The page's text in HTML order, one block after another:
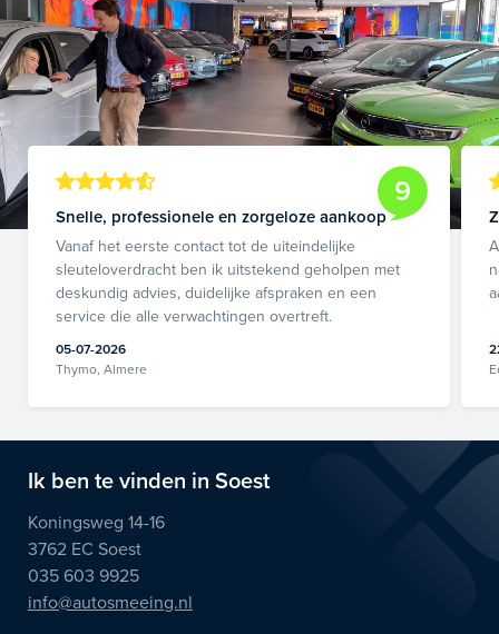
9
Snelle, professionele en zorgeloze aankoop
Vanaf het eerste contact tot de uiteindelijke
sleuteloverdracht ben ik uitstekend geholpen met
deskundig advies, duidelijke afspraken en een
service die alle verwachtingen overtreft.
05-07-2026
Thymo, Almere
Ik ben te vinden in Soest
Koningsweg 14-16
3762 EC Soest
035 603 9925
info@autosmeeing.nl